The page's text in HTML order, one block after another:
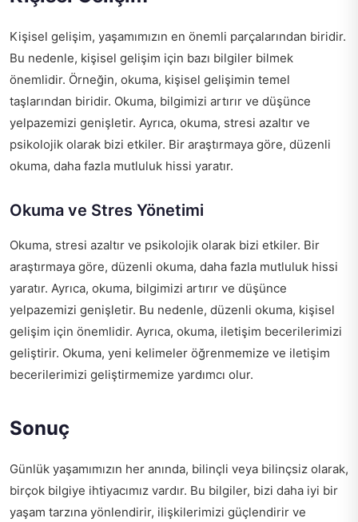
Kişisel gelişim, yaşamımızın en önemli parçalarından biridir.
Bu nedenle, kişisel gelişim için bazı bilgiler bilmek
önemlidir. Örneğin, okuma, kişisel gelişimin temel
taşlarından biridir. Okuma, bilgimizi artırır ve düşünce
yelpazemizi genişletir. Ayrıca, okuma, stresi azaltır ve
psikolojik olarak bizi etkiler. Bir araştırmaya göre, düzenli
okuma, daha fazla mutluluk hissi yaratır.
Okuma ve Stres Yönetimi
Okuma, stresi azaltır ve psikolojik olarak bizi etkiler. Bir
araştırmaya göre, düzenli okuma, daha fazla mutluluk hissi
yaratır. Ayrıca, okuma, bilgimizi artırır ve düşünce
yelpazemizi genişletir. Bu nedenle, düzenli okuma, kişisel
gelişim için önemlidir. Ayrıca, okuma, iletişim becerilerimizi
geliştirir. Okuma, yeni kelimeler öğrenmemize ve iletişim
becerilerimizi geliştirmemize yardımcı olur.
Sonuç
Günlük yaşamımızın her anında, bilinçli veya bilinçsiz olarak,
birçok bilgiye ihtiyacımız vardır. Bu bilgiler, bizi daha iyi bir
yaşam tarzına yönlendirir, ilişkilerimizi güçlendirir ve